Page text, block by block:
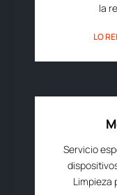
la
LO
Servicio
Limpieza